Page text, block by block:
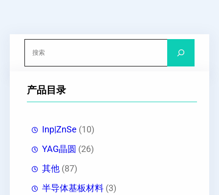
产品目录
Inp|ZnSe (10)
YAG晶圆 (26)
其他 (87)
半导体基板材料 (3)